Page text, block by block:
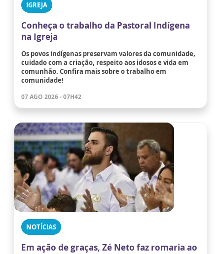
IGREJA
Conheça o trabalho da Pastoral Indígena
na Igreja
Os povos indígenas preservam valores da comunidade,
cuidado com a criação, respeito aos idosos e vida em
comunhão. Confira mais sobre o trabalho em
comunidade!
07 AGO 2026 - 07H42
NOTÍCIAS
Em ação de graças, Zé Neto faz romaria ao